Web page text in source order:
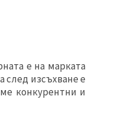
е на марката
след изсъхване е
конкурентни и